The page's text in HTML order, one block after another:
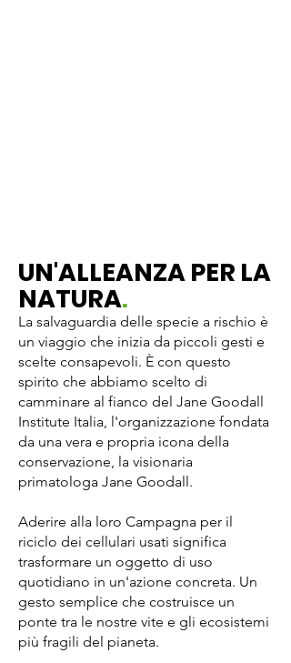
UN'ALLEANZA PER LA
NATURA.
La salvaguardia delle specie a rischio è
un viaggio che inizia da piccoli gesti e
scelte consapevoli. È con questo
spirito che abbiamo scelto di
camminare al fianco del Jane Goodall
Institute Italia, l'organizzazione fondata
da una vera e propria icona della
conservazione, la visionaria
primatologa Jane Goodall.
Aderire alla loro Campagna per il
riciclo dei cellulari usati significa
trasformare un oggetto di uso
quotidiano in un'azione concreta. Un
gesto semplice che costruisce un
ponte tra le nostre vite e gli ecosistemi
più fragili del pianeta.